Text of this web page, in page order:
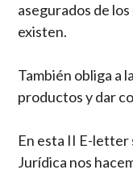
asegurados de
existen.
También obliga a
productos y dar
En esta II E-letter
Jurídica nos